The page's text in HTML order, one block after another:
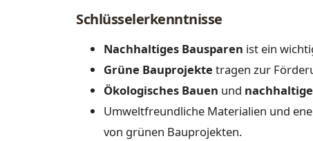
Schlüsselerkenntnisse
Nachhaltiges Bausparen ist ein
Grüne Bauprojekte tragen zur
Ökologisches Bauen und
Umweltfreundliche Materialien und
von grünen Bauprojekten.